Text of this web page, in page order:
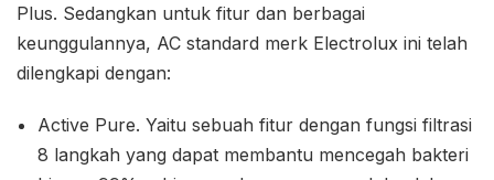
Plus. Sedangkan untuk fitur dan berbagai
keunggulannya, AC standard merk Electrolux ini telah
dilengkapi dengan:
Active Pure. Yaitu sebuah fitur dengan fungsi filtrasi
8 langkah yang dapat membantu mencegah bakteri